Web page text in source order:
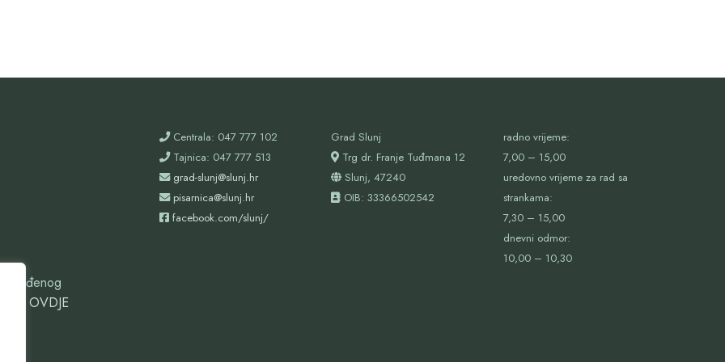
OVDJE
Centrala: 047 777 102
Tajnica: 047 777 513
grad-slunj@slunj.hr
pisarnica@slunj.hr
facebook.com/slunj/
Grad Slunj
Trg dr. Franje Tuđmana 12
Slunj, 47240
OIB: 33366502542
radno vrijeme:
7,00 – 15,00
uredovno vrijeme za rad sa
strankama:
7,30 – 15,00
dnevni odmor:
10,00 – 10,30